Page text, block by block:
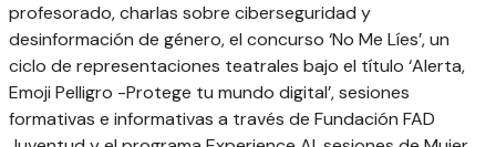
profesorado, charlas sobre ciberseguridad y
desinformación de género, el concurso ‘No Me Líes’, un
ciclo de representaciones teatrales bajo el título ‘Alerta,
Emoji Pelligro -Protege tu mundo digital’, sesiones
formativas e informativas a través de Fundación FAD